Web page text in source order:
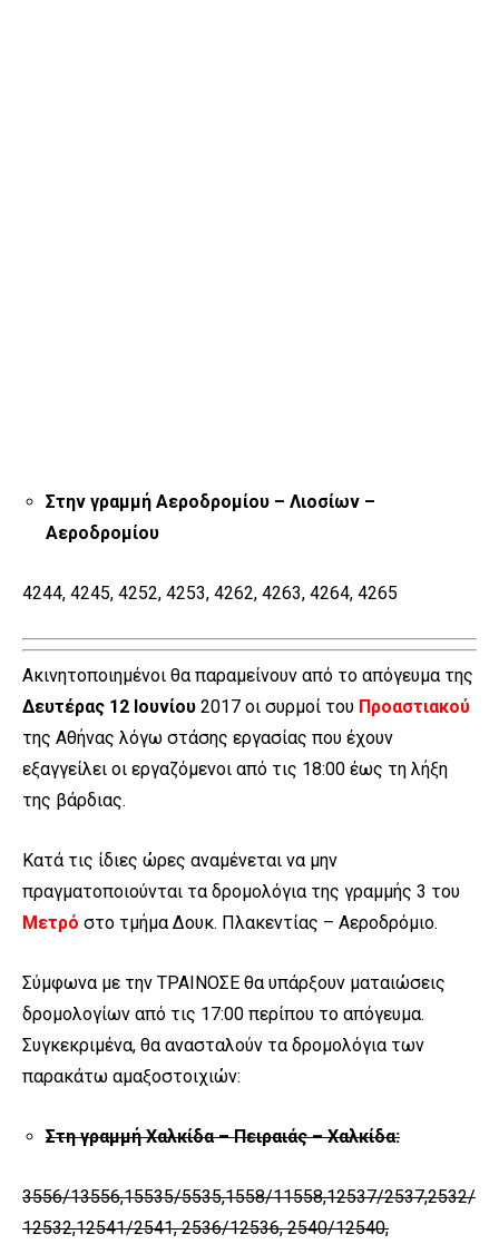
Στην γραμμή Αεροδρομίου – Λιοσίων –
Αεροδρομίου
4244, 4245, 4252, 4253, 4262, 4263, 4264, 4265
Ακινητοποιημένοι θα παραμείνουν από το απόγευμα της
Δευτέρας 12 Ιουνίου 2017 οι συρμοί του Προαστιακού
της Αθήνας λόγω στάσης εργασίας που έχουν
εξαγγείλει οι εργαζόμενοι από τις 18:00 έως τη λήξη
της βάρδιας.
Κατά τις ίδιες ώρες αναμένεται να μην
πραγματοποιούνται τα δρομολόγια της γραμμής 3 του
Μετρό στο τμήμα Δουκ. Πλακεντίας – Αεροδρόμιο.
Σύμφωνα με την ΤΡΑΙΝΟΣΕ θα υπάρξουν ματαιώσεις
δρομολογίων από τις 17:00 περίπου το απόγευμα.
Συγκεκριμένα, θα ανασταλούν τα δρομολόγια των
παρακάτω αμαξοστοιχιών:
Στη γραμμή Χαλκίδα – Πειραιάς – Χαλκίδα:
3556/13556,15535/5535,1558/11558,12537/2537,2532/
12532,12541/2541, 2536/12536, 2540/12540,